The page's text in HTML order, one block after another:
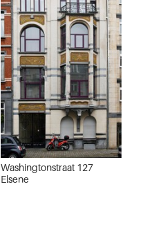
Washingtonstraat 127
Elsene